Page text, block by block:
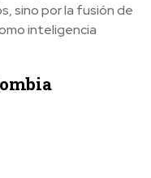
sino por la fusión de
inteligencia